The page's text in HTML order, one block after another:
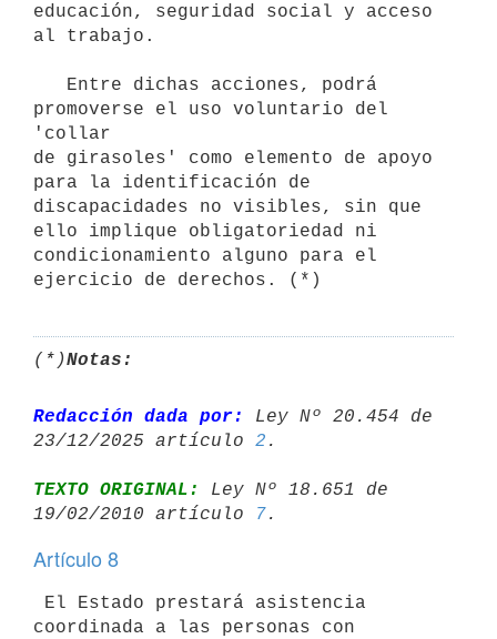
educación, seguridad social y acceso
al trabajo.
promoverse el uso voluntario del
'collar
de girasoles' como elemento de apoyo
para la identificación de
discapacidades no visibles, sin que
ello implique obligatoriedad ni
condicionamiento alguno para el
(*)Notas:
Redacción dada por:
Ley Nº 20.454 de
23/12/2025 artículo 2
TEXTO ORIGINAL:
Ley Nº 18.651 de
19/02/2010 artículo
7
Artículo 8
coordinada a las personas con